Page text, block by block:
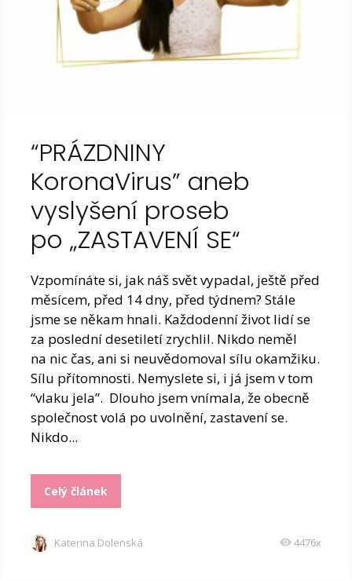
“PRÁZDNINY
KoronaVirus” aneb
vyslyšení proseb
po „ZASTAVENÍ SE“
Vzpomínáte si, jak náš svět vypadal, ještě před
měsícem, před 14 dny, před týdnem? Stále
jsme se někam hnali. Každodenní život lidí se
za poslední desetiletí zrychlil. Nikdo neměl
na nic čas, ani si neuvědomoval sílu okamžiku.
Sílu přítomnosti. Nemyslete si, i já jsem v tom
“vlaku jela”. Dlouho jsem vnímala, že obecně
společnost volá po uvolnění, zastavení se.
Nikdo...
Celý článek
Katerina Dolenská 4476x